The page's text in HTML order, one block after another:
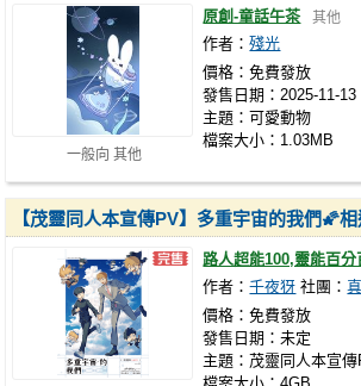
一般向 其他
原創-童話午茶 其他
作者：殘光
價格：免費發放
發售日期：2025-11-13
主題：可愛動物
檔案大小：1.03MB
【茂靈同人本宣傳PV】多重宇宙的我們🌠
路人超能100,靈能百分
作者：千夜犽 社團：
價格：免費發放
發售日期：未定
主題：茂靈同人本宣